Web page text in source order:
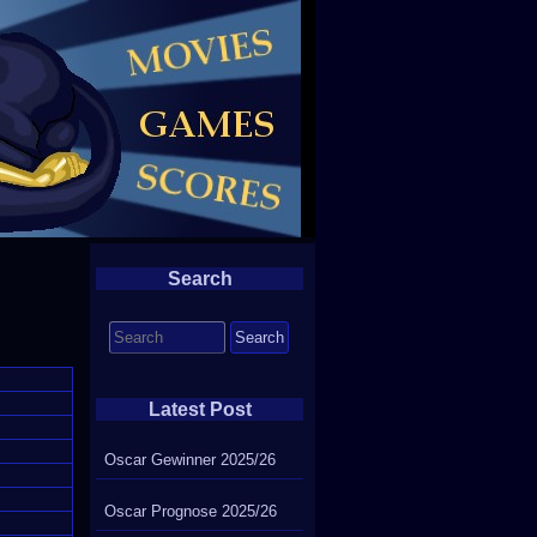
Search
for:
Latest Post
Oscar Gewinner 2025/26
Oscar Prognose 2025/26